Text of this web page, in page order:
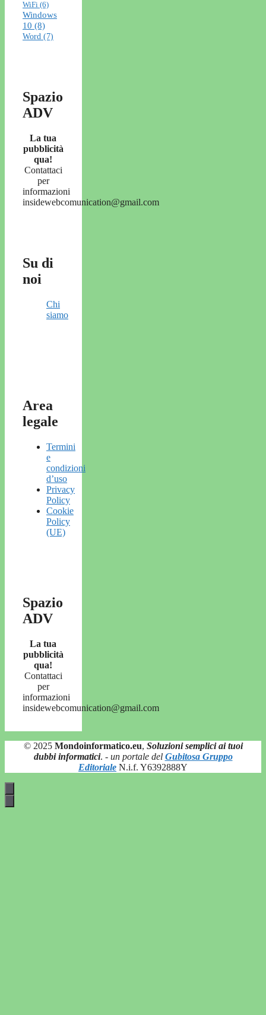
WiFi (6)
Windows
10 (8)
Word (7)
Spazio
ADV
La tua
pubblicità
qua!
Contattaci
per
informazioni
insidewebcomunication@gmail.com
Su di
noi
Chi
siamo
Area
legale
Termini
e
condizioni
d’uso
Privacy
Policy
Cookie
Policy
(UE)
Spazio
ADV
La tua
pubblicità
qua!
Contattaci
per
informazioni
insidewebcomunication@gmail.com
© 2025 Mondoinformatico.eu, Soluzioni semplici ai tuoi
dubbi informatici. - un portale del Gubitosa Gruppo
Editoriale N.i.f. Y6392888Y